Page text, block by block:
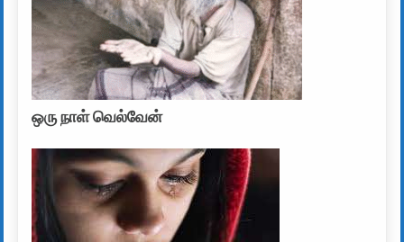
ஒரு நாள் வெல்வேன்